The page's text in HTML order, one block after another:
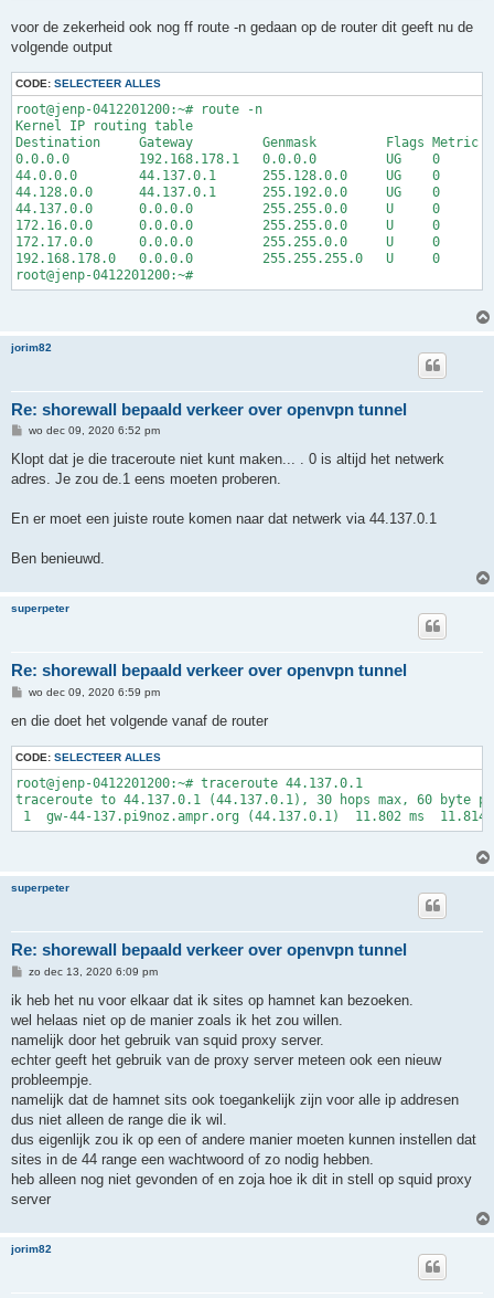
voor de zekerheid ook nog ff route -n gedaan op de router dit geeft nu de
volgende output
CODE: SELECTEER ALLES
root@jenp-0412201200:~# route -n
Kernel IP routing table
Destination     Gateway         Genmask         Flags Metric
0.0.0.0         192.168.178.1   0.0.0.0         UG    0
44.0.0.0        44.137.0.1      255.128.0.0     UG    0
44.128.0.0      44.137.0.1      255.192.0.0     UG    0
44.137.0.0      0.0.0.0         255.255.0.0     U     0
172.16.0.0      0.0.0.0         255.255.0.0     U     0
172.17.0.0      0.0.0.0         255.255.0.0     U     0
192.168.178.0   0.0.0.0         255.255.255.0   U     0
jorim82
Re: shorewall bepaald verkeer over openvpn tunnel
B
r
c
wo dec 09, 2020 6:52 pm
Klopt dat je die traceroute niet kunt maken... . 0 is altijd het netwerk
adres. Je zou de.1 eens moeten proberen.
En er moet een juiste route komen naar dat netwerk via 44.137.0.1
Ben benieuwd.
superpeter
Re: shorewall bepaald verkeer over openvpn tunnel
B
r
c
h
t
wo dec 09, 2020 6:59 pm
en die doet het volgende vanaf de router
CODE: SELECTEER ALLES
root@jenp-0412201200:~# traceroute 44.137.0.1
traceroute to 44.137.0.1 (44.137.0.1), 30 hops max, 60 byte
superpeter
Re: shorewall bepaald verkeer over openvpn tunnel
B
c
h
zo dec 13, 2020 6:09 pm
ik heb het nu voor elkaar dat ik sites op hamnet kan bezoeken.
wel helaas niet op de manier zoals ik het zou willen.
namelijk door het gebruik van squid proxy server.
echter geeft het gebruik van de proxy server meteen ook een nieuw
probleempje.
namelijk dat de hamnet sits ook toegankelijk zijn voor alle ip addresen
dus niet alleen de range die ik wil.
dus eigenlijk zou ik op een of andere manier moeten kunnen instellen dat
sites in de 44 range een wachtwoord of zo nodig hebben.
heb alleen nog niet gevonden of en zoja hoe ik dit in stell op squid proxy
server
jorim82